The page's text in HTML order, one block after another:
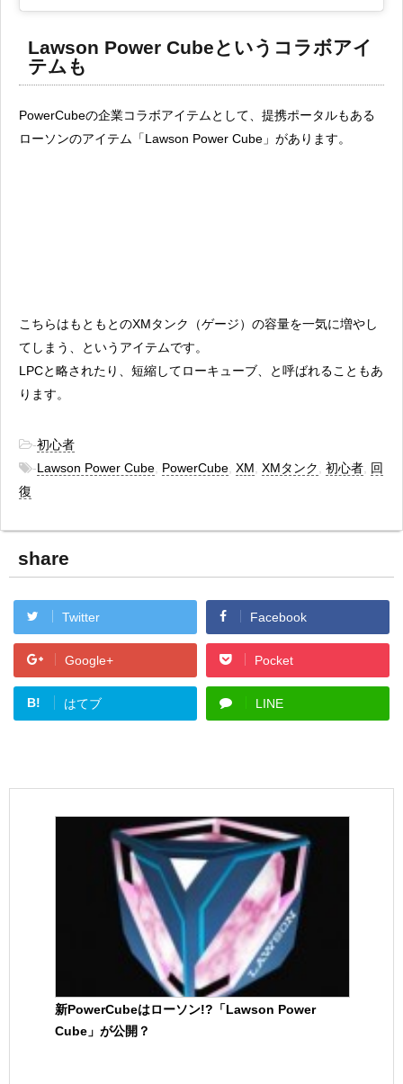
Lawson Power Cubeというコラボアイ
テムも
PowerCubeの企業コラボアイテムとして、提携ポータルもある
ローソンのアイテム「Lawson Power Cube」があります。
こちらはもともとのXMタンク（ゲージ）の容量を一気に増やし
てしまう、というアイテムです。
LPCと略されたり、短縮してローキューブ、と呼ばれることもあ
ります。
-初心者
-Lawson Power Cube PowerCube XM XMタンク 初心者 回
復
share
Twitter Facebook
Google+ Pocket
B! はてブ LINE
新PowerCubeはローソン!?「Lawson Power
Cube」が公開？